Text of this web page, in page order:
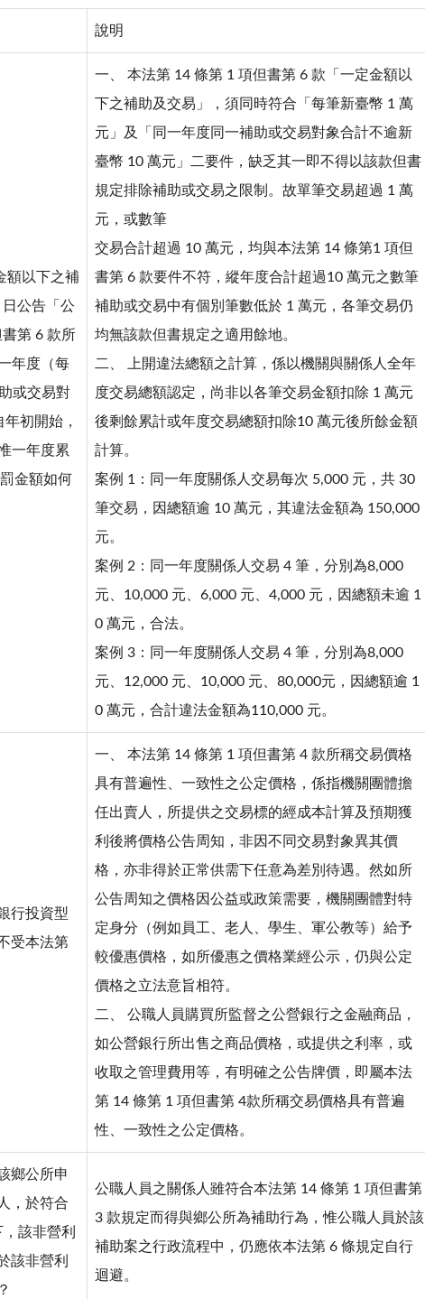
說明
額以下之補
公告「公
第 6 款所
年度（每
或交易對
初開始，
一年度累
金額如何
一、 本法第 14 條第 1 項但書第 6 款「一定金額以
下之補助及交易」，須同時符合「每筆新臺幣 1 萬
元」及「同一年度同一補助或交易對象合計不逾新
臺幣 10 萬元」二要件，缺乏其一即不得以該款但書
規定排除補助或交易之限制。故單筆交易超過 1 萬
元，或數筆
交易合計超過 10 萬元，均與本法第 14 條第1 項但
書第 6 款要件不符，縱年度合計超過10 萬元之數筆
補助或交易中有個別筆數低於 1 萬元，各筆交易仍
均無該款但書規定之適用餘地。
二、 上開違法總額之計算，係以機關與關係人全年
度交易總額認定，尚非以各筆交易金額扣除 1 萬元
後剩餘累計或年度交易總額扣除10 萬元後所餘金額
計算。
案例 1：同一年度關係人交易每次 5,000 元，共 30
筆交易，因總額逾 10 萬元，其違法金額為 150,000
元。
案例 2：同一年度關係人交易 4 筆，分別為8,000
元、10,000 元、6,000 元、4,000 元，因總額未逾 1
0 萬元，合法。
案例 3：同一年度關係人交易 4 筆，分別為8,000
元、12,000 元、10,000 元、80,000元，因總額逾 1
0 萬元，合計違法金額為110,000 元。
行投資型
受本法第
一、 本法第 14 條第 1 項但書第 4 款所稱交易價格
具有普遍性、一致性之公定價格，係指機關團體擔
任出賣人，所提供之交易標的經成本計算及預期獲
利後將價格公告周知，非因不同交易對象異其價
格，亦非得於正常供需下任意為差別待遇。然如所
公告周知之價格因公益或政策需要，機關團體對特
定身分（例如員工、老人、學生、軍公教等）給予
較優惠價格，如所優惠之價格業經公示，仍與公定
價格之立法意旨相符。
二、 公職人員購買所監督之公營銀行之金融商品，
如公營銀行所出售之商品價格，或提供之利率，或
收取之管理費用等，有明確之公告牌價，即屬本法
第 14 條第 1 項但書第 4款所稱交易價格具有普遍
性、一致性之公定價格。
鄉公所申
，於符合
該非營利
該非營利
公職人員之關係人雖符合本法第 14 條第 1 項但書第
3 款規定而得與鄉公所為補助行為，惟公職人員於該
補助案之行政流程中，仍應依本法第 6 條規定自行
迴避。